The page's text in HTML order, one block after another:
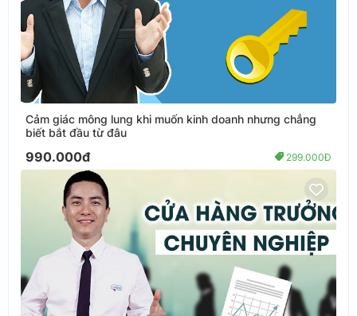
Cảm giác mông lung khi muốn kinh doanh nhưng chẳng
biết bắt đầu từ đâu
990.000đ 299.000Đ